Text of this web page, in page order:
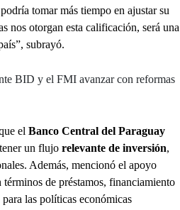
podría tomar más tiempo en ajustar su
nos otorgan esta calificación, será una
subrayó.
BID y el FMI avanzar con reformas
el Banco Central del Paraguay
un flujo relevante de inversión,
Además, mencionó el apoyo
términos de préstamos, financiamiento
las políticas económicas